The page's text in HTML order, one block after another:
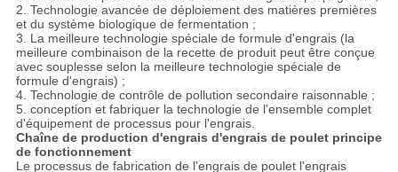
2. Technologie avancée de déploiement des matières premières
et du système biologique de fermentation ;
3. La meilleure technologie spéciale de formule d'engrais (la
meilleure combinaison de la recette de produit peut être conçue
avec souplesse selon la meilleure technologie spéciale de
formule d'engrais) ;
4. Technologie de contrôle de pollution secondaire raisonnable ;
5. conception et fabriquer la technologie de l'ensemble complet
d'équipement de processus pour l'engrais.
Chaîne de production d'engrais d'engrais de poulet principe
de fonctionnement
Le processus de fabrication de l'engrais de poulet l'engrais